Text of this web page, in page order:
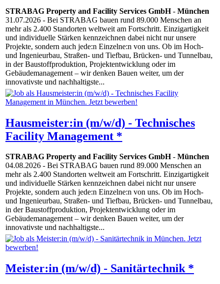
STRABAG Property and Facility Services GmbH- München
31.07.2026 - Bei STRABAG bauen rund 89.000 Menschen an
mehr als 2.400 Standorten weltweit am Fortschritt. Einzigartigkeit
und individuelle Stärken kennzeichnen dabei nicht nur unsere
Projekte, sondern auch jede:n Einzelne:n von uns. Ob im Hoch-
und Ingenieurbau, Straßen- und Tiefbau, Brücken- und Tunnelbau,
in der Baustoffproduktion, Projektentwicklung oder im
Gebäudemanagement – wir denken Bauen weiter, um der
innovativste und nachhaltigste...
Hausmeister:in (m/w/d) - Technisches
Facility Management *
STRABAG Property and Facility Services GmbH- München
04.08.2026 - Bei STRABAG bauen rund 89.000 Menschen an
mehr als 2.400 Standorten weltweit am Fortschritt. Einzigartigkeit
und individuelle Stärken kennzeichnen dabei nicht nur unsere
Projekte, sondern auch jede:n Einzelne:n von uns. Ob im Hoch-
und Ingenieurbau, Straßen- und Tiefbau, Brücken- und Tunnelbau,
in der Baustoffproduktion, Projektentwicklung oder im
Gebäudemanagement – wir denken Bauen weiter, um der
innovativste und nachhaltigste...
Meister:in (m/w/d) - Sanitärtechnik *